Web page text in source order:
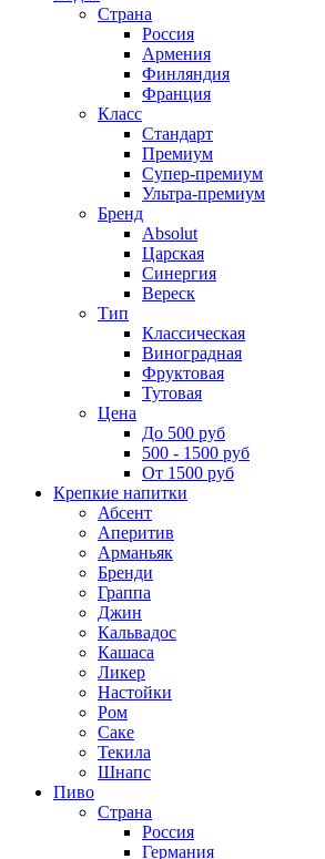
Страна
Россия
Армения
Финляндия
Франция
Класс
Стандарт
Премиум
Супер-премиум
Ультра-премиум
Бренд
Absolut
Царская
Синергия
Вереск
Тип
Классическая
Виноградная
Фруктовая
Тутовая
Цена
До 500 руб
500 - 1500 руб
От 1500 руб
Крепкие напитки
Абсент
Аперитив
Арманьяк
Бренди
Граппа
Джин
Кальвадос
Кашаса
Ликер
Настойки
Ром
Саке
Текила
Шнапс
Пиво
Страна
Россия
Германия